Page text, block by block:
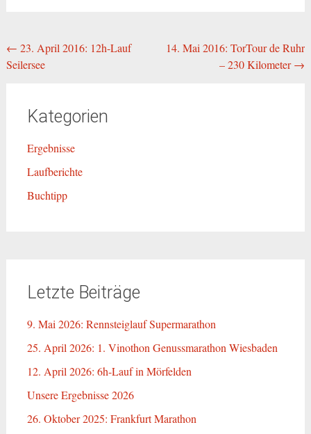
Beitragsnavigation
← 23. April 2016: 12h-Lauf
Seilersee
14. Mai 2016: TorTour de Ruhr
– 230 Kilometer→
Kategorien
Ergebnisse
Laufberichte
Buchtipp
Letzte Beiträge
9. Mai 2026: Rennsteiglauf Supermarathon
25. April 2026: 1. Vinothon Genussmarathon Wiesbaden
12. April 2026: 6h-Lauf in Mörfelden
Unsere Ergebnisse 2026
26. Oktober 2025: Frankfurt Marathon